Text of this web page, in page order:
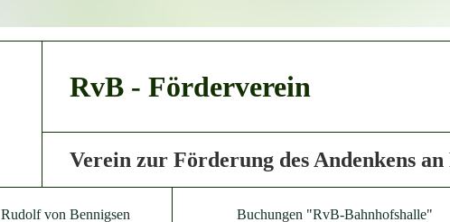
RvB - Förderverein
Verein zur Förderung des Andenkens
Rudolf von Bennigsen Buchungen "RvB-Bahnhofshalle"